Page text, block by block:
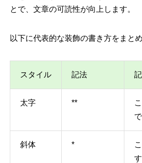
とで、文章の可読性が向上します。
以下に代表的な装飾の書き方をまとめ
スタイル 記法
太字 **
斜体 *
す